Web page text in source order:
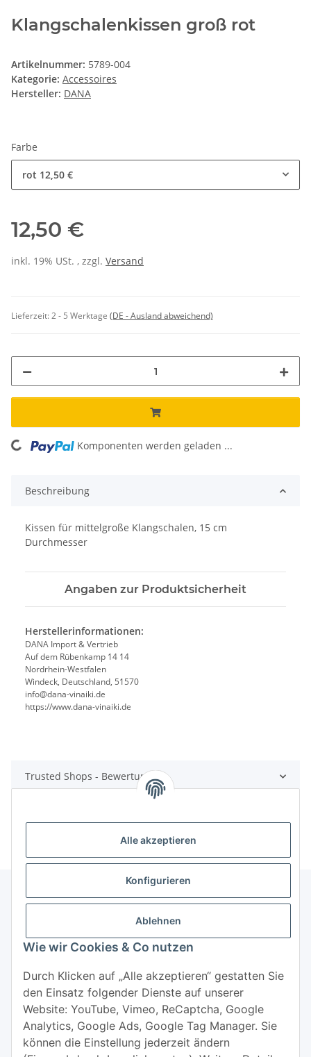
Alle akzeptieren
Konfigurieren
Ablehnen
Wie wir Cookies & Co nutzen
Durch Klicken auf „Alle akzeptieren“ gestatten Sie
den Einsatz folgender Dienste auf unserer
Website: YouTube, Vimeo, ReCaptcha, Google
Analytics, Google Ads, Google Tag Manager. Sie
können die Einstellung jederzeit ändern
Klangschalenkissen groß rot
Artikelnummer: 5789-004
Kategorie: Accessoires
Hersteller: DANA
Farbe
rot 12,50 €
12,50 €
inkl. 19% USt. , zzgl. Versand
Lieferzeit:2 - 5 Werktage (DE - Ausland abweichend)
Loading... Komponenten werden geladen ...
Beschreibung
Kissen für mittelgroße Klangschalen, 15 cm
Durchmesser
Angaben zur Produktsicherheit
Herstellerinformationen:
DANA Import & Vertrieb
Auf dem Rübenkamp 14 14
Nordrhein-Westfalen
Windeck, Deutschland, 51570
info@dana-vinaiki.de
https://www.dana-vinaiki.de
Trusted Shops - Bewertungen
Mehr über